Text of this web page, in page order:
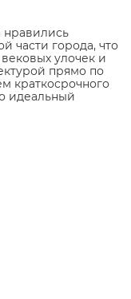
нравились
части города, что
улочек и
прямо по
краткосрочного
идеальный